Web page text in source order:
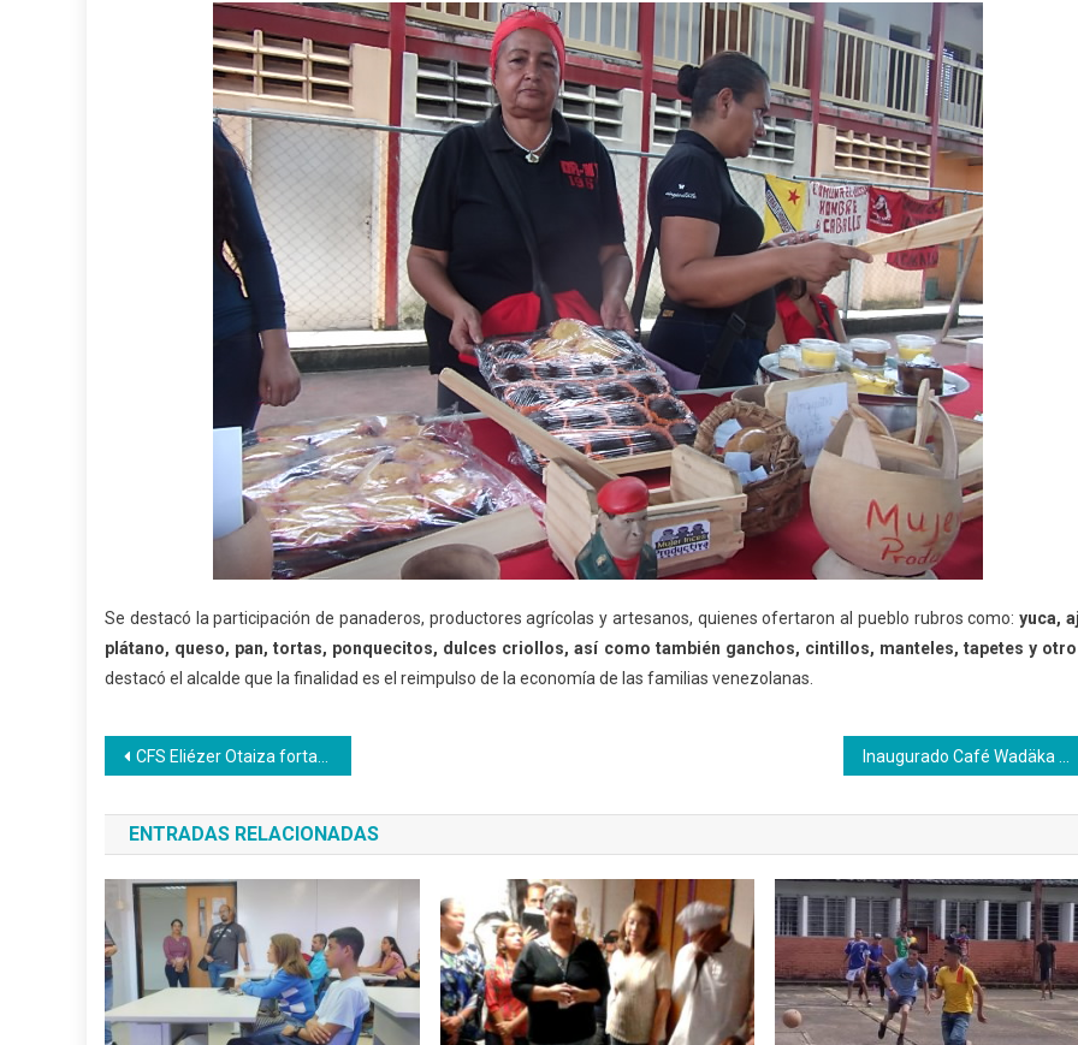
Se destacó la participación de panaderos, productores agrícolas y artesanos, quienes ofertaron al pueblo rubros como:yuca,
plátano, queso, pan, tortas, ponquecitos, dulces criollos, así como también ganchos, cintillos, manteles, tapetes y
destacó el alcalde que la finalidad es el reimpulso de la economía de las familias venezolanas.
Navegación
de
entradas
CFS Eliézer Otaiza fortalece el campo gastronómico
ENTRADAS RELACIONADAS